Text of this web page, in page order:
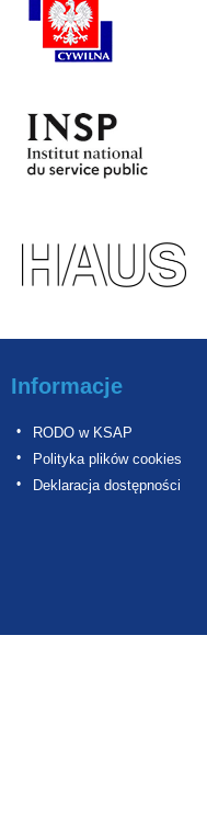
Informacje
RODO w KSAP
Polityka plików cookies
Deklaracja dostępności